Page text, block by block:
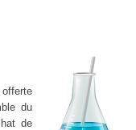
du
de